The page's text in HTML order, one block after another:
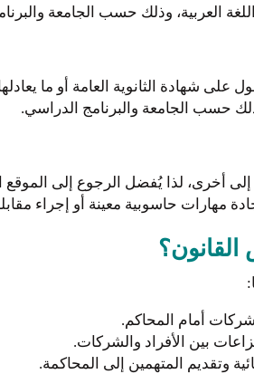
العربية، وذلك حسب الجامعة
شهادة الثانوية العامة أو ما
حسب الجامعة والبرنامج الدراسي.
لذا يُفضل الرجوع إلى الموقع
مهارات حاسوبية معينة أو إجراء
أمام المحاكم.
بين الأفراد والشركات.
وتقديم المتهمين إلى المحاكمة.